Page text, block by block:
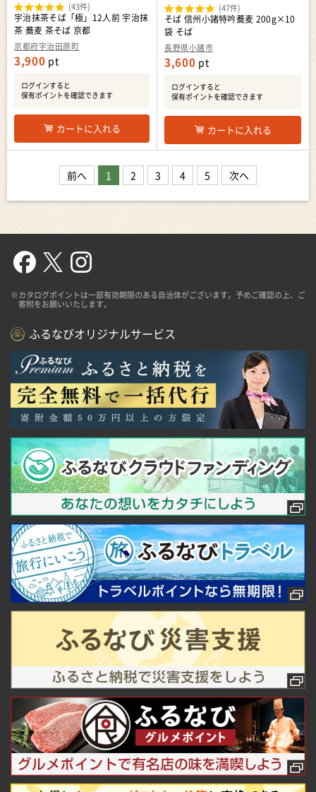
京都府宇治田原町
宇治抹茶そば「極」12人前 宇治抹
茶 蕎麦 茶そば 京都
(43件)
3,900 pt
ログインすると
保有ポイントを確認できます
カートに入れる
長野県小諸市
そば 信州小諸特吟蕎麦 200g×10
袋 そば
(47件)
3,600 pt
ログインすると
保有ポイントを確認できます
カートに入れる
前へ 1 2 3 4 5 次へ
※カタログポイントは一部有効期限のある自治体がございます。予めご確認の上、ご
寄附をお願いいたします。
ふるなびオリジナルサービス